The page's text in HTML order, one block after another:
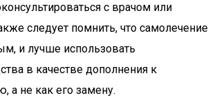
с врачом или
следует помнить, что самолечение
и лучше использовать
в качестве дополнения к
а не как его замену.